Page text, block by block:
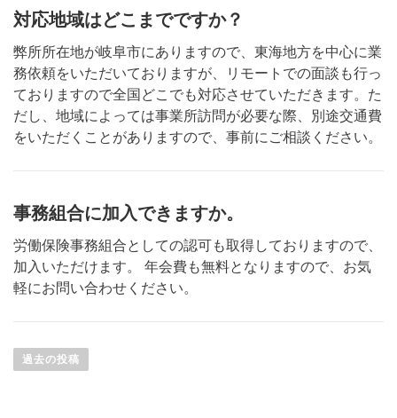
対応地域はどこまでですか？
弊所所在地が岐阜市にありますので、東海地方を中心に業
務依頼をいただいておりますが、リモートでの面談も行っ
ておりますので全国どこでも対応させていただきます。た
だし、地域によっては事業所訪問が必要な際、別途交通費
をいただくことがありますので、事前にご相談ください。
事務組合に加入できますか。
労働保険事務組合としての認可も取得しておりますので、
加入いただけます。 年会費も無料となりますので、お気
軽にお問い合わせください。
過去の投稿